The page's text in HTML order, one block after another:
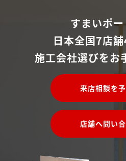
すまいポ
日本全国7店
施工会社選びをお
来店相談を
店舗へ問い